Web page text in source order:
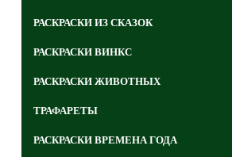
РАСКРАСКИ ИЗ СКАЗОК
РАСКРАСКИ ВИНКС
РАСКРАСКИ ЖИВОТНЫХ
ТРАФАРЕТЫ
РАСКРАСКИ ВРЕМЕНА ГОДА